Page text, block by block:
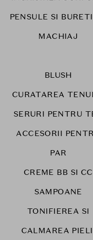
PENSULE SI
MACHIAJ
BLUSH
CURATAREA
SERURI PENTRU
ACCESORII
PAR
CREME BB SI CC
SAMPOANE
TONIFIEREA SI
CALMAREA